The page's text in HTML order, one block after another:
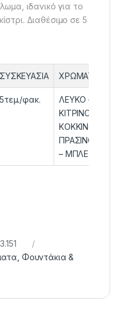
ιδανικό για το
Διαθέσιμο σε 5
ΣΥΣΚΕΥΑΣΙΑ ΧΡΩΜΑΤΑ
5τεμ./φακ.
ΛΕΥΚΟ –
ΚΙΤΡΙΝΟ –
ΚΟΚΚΙΝΟ
ΠΡΑΣΙΝΟ
– ΜΠΛΕ
Φουντάκια &